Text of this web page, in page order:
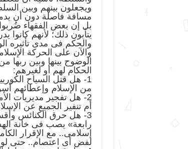
ويجعلون بينهم وبين
مسافة فاصلة دون أن
بل إن بعض الفقهاء
يتأبون ذلك؛ لأنهم
والحكم فى مدى تأثيره
والآن على الحركة
الوضوح بينها وبين
الحكام لهم أو لغيرهم:
1- هل قتل السياح
من الإسلام وإعطائهم
2- هل تفجير مديريات
أم تنفير الجميع عن
3- هل حرق الكنائس
رابعة» يصب فى خانة
إسلامى.. مع الإقرار
لفض أى اعتصام.. حتى